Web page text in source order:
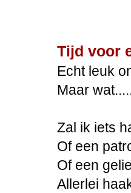
Tijd voor
Echt leuk
Maar
Zal ik iets
Of een
Of een
Allerlei